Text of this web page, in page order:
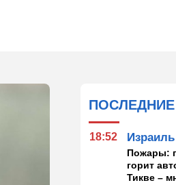
18:52 Израиль
Пожары:
горит
Тикве –